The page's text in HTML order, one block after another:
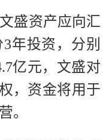
盛资产应向汇
年投资，分别
亿元，文盛对
，资金将用于
。